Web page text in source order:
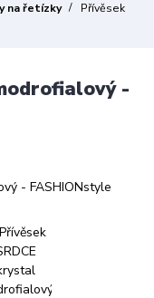
na řetízky
Přívěsek
-